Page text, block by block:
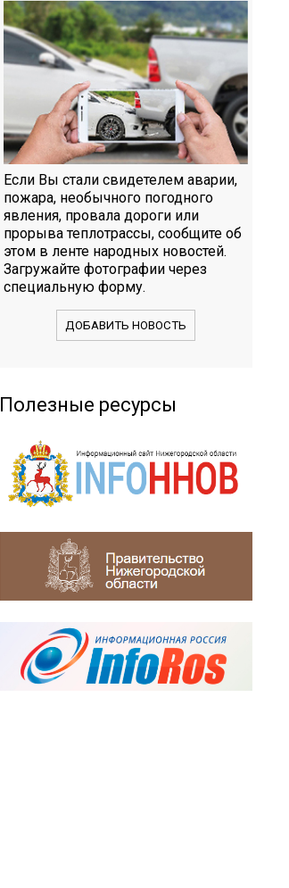
Если Вы стали свидетелем аварии,
пожара, необычного погодного
явления, провала дороги или
прорыва теплотрассы, сообщите об
этом в ленте народных новостей.
Загружайте фотографии через
специальную форму.
ДОБАВИТЬ НОВОСТЬ
Полезные ресурсы